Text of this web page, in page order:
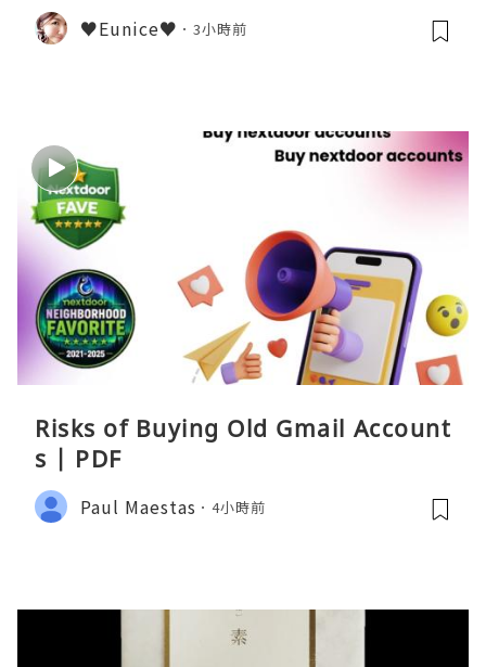
♥Eunice♥ 3小時前
Risks of Buying Old Gmail Account
s | PDF
Paul Maestas 4小時前